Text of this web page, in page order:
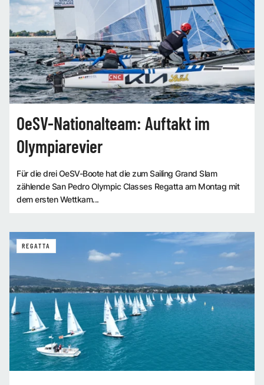
OeSV-Nationalteam: Auftakt im
Olympiarevier
Für die drei OeSV-Boote hat die zum Sailing Grand Slam
zählende San Pedro Olympic Classes Regatta am Montag mit
dem ersten Wettkam...
REGATTA